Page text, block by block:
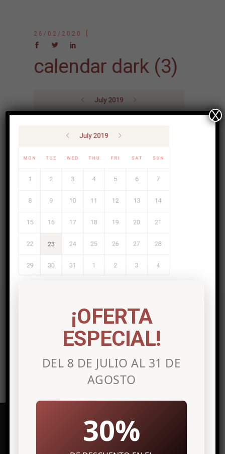
26/02/2020
calendar dark (3)
publicar un comentario.
¡OFERTA
ESPECIAL!
DEL 8 DE JULIO AL 31 DE
AGOSTO
30%
X